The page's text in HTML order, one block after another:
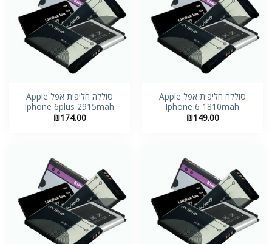
סוללה חליפית אפל Apple
Iphone 6 1810mah
₪149.00
סוללה חליפית אפל Apple
Iphone 6plus 2915mah
₪174.00